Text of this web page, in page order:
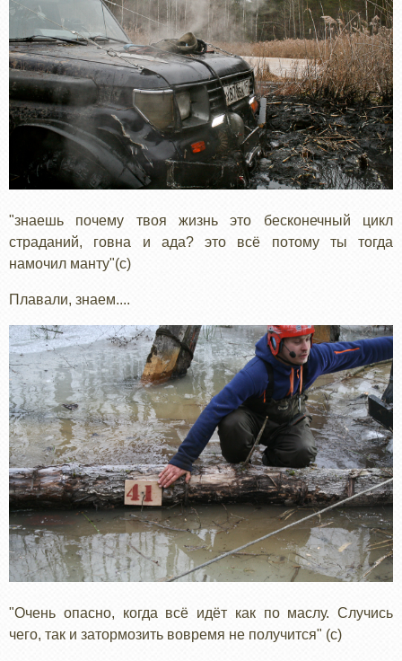
"знаешь почему твоя жизнь это бесконечный цикл
страданий, говна и ада? это всё потому ты тогда
намочил манту"(с)
Плавали, знаем....
"Очень опасно, когда всё идёт как по маслу. Случись
чего, так и затормозить вовремя не получится" (с)